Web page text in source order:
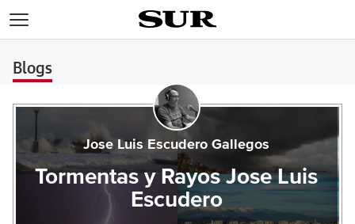
Blogs
Jose Luis Escudero Gallegos
Tormentas y Rayos Jose Luis
Escudero